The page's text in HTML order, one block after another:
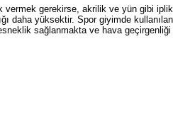
gerekirse, akrilik ve yün gibi
daha yüksektir. Spor giyimde
sağlanmakta ve hava geçirgenliği